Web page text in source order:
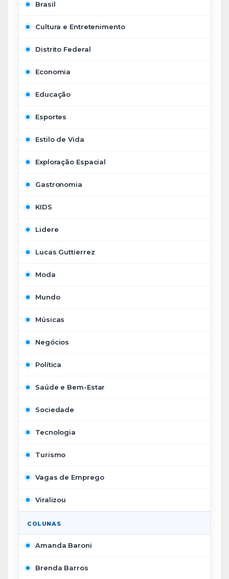
Brasil
Cultura e Entretenimento
Distrito Federal
Economia
Educação
Esportes
Estilo de Vida
Exploração Espacial
Gastronomia
KIDS
Lidere
Lucas Guttierrez
Moda
Mundo
Músicas
Negócios
Política
Saúde e Bem-Estar
Sociedade
Tecnologia
Turismo
Vagas de Emprego
Viralizou
COLUNAS
Amanda Baroni
Brenda Barros